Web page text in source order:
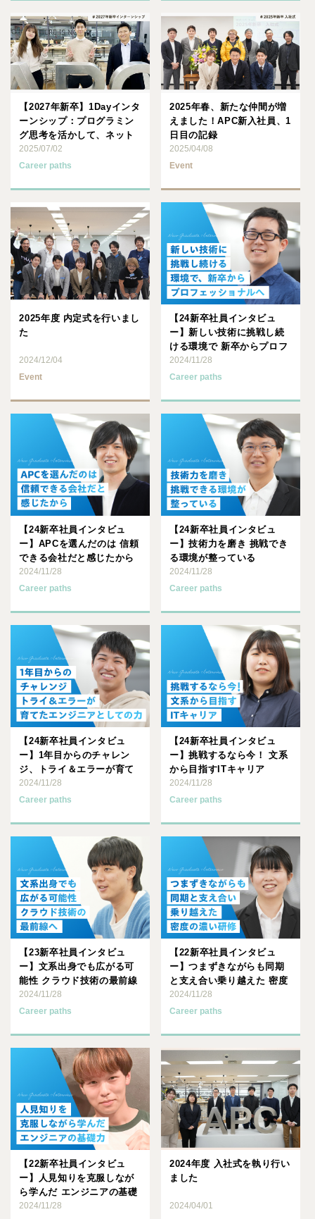
【2027年新卒】1Dayインタ
ーンシップ：プログラミン
グ思考を活かして、ネット
ワーク自動化を体験し･･･
2025/07/02
Career paths
2025年春、新たな仲間が増
えました！APC新入社員、1
日目の記録
2025/04/08
Event
2025年度 内定式を行いまし
た
2024/12/04
Event
【24新卒社員インタビュ
ー】新しい技術に挑戦し続
ける環境で 新卒からプロフ
ェッショナルへ
2024/11/28
Career paths
【24新卒社員インタビュ
ー】APCを選んだのは 信頼
できる会社だと感じたから
2024/11/28
Career paths
【24新卒社員インタビュ
ー】技術力を磨き 挑戦でき
る環境が整っている
2024/11/28
Career paths
【24新卒社員インタビュ
ー】1年目からのチャレン
ジ、トライ＆エラーが育て
たエンジニアとしての力
2024/11/28
Career paths
【24新卒社員インタビュ
ー】挑戦するなら今！ 文系
から目指すITキャリア
2024/11/28
Career paths
【23新卒社員インタビュ
ー】文系出身でも広がる可
能性 クラウド技術の最前線
へ
2024/11/28
Career paths
【22新卒社員インタビュ
ー】つまずきながらも同期
と支え合い乗り越えた 密度
の濃い研修
2024/11/28
Career paths
【22新卒社員インタビュ
ー】人見知りを克服しなが
ら学んだ エンジニアの基礎
力
2024/11/28
2024年度 入社式を執り行い
ました
2024/04/01